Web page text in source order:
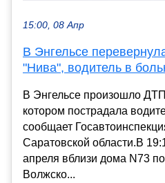
15:00, 08 Апр
В Энгельсе
"Нива", водитель в
В Энгельсе произошло
котором пострадала
сообщает
Саратовской области.В
апреля вблизи дома N73 по
Волжско...